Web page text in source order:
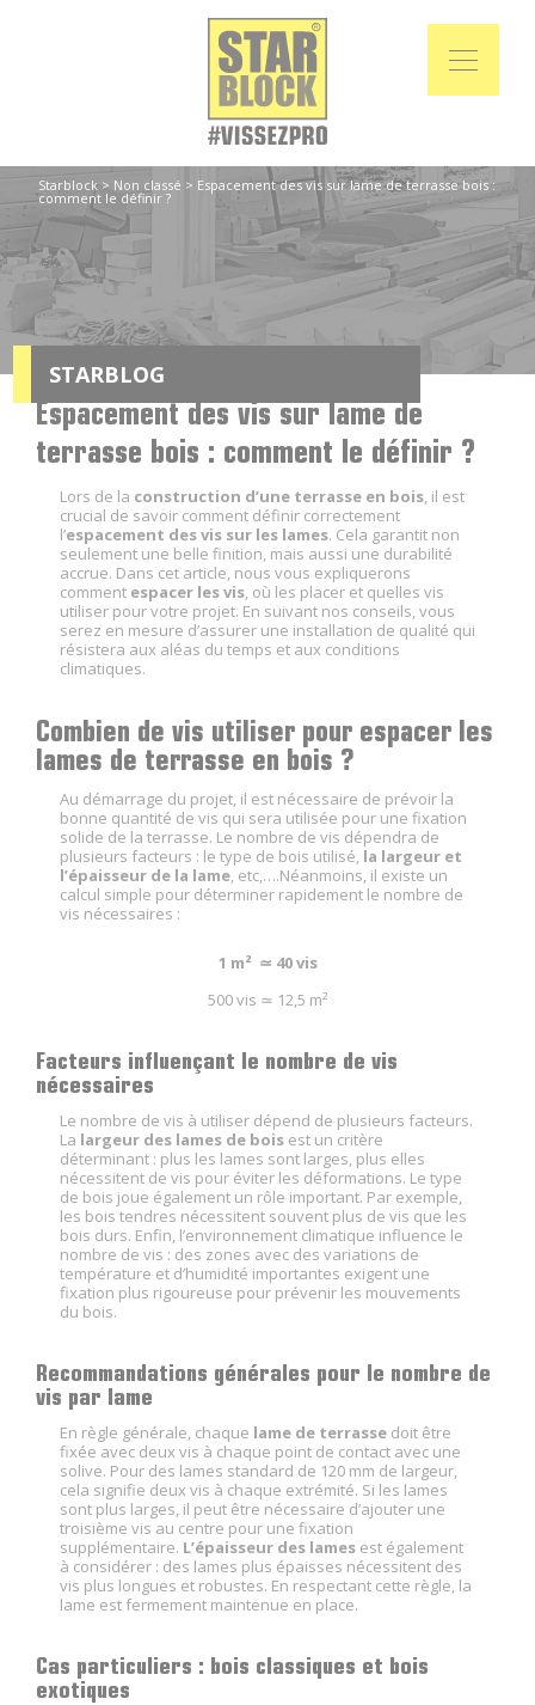
STARBLOG
Starblock > Non classé > Espacement des vis sur lame de terrasse bois :
comment le définir ?
Espacement des vis sur lame de
terrasse bois : comment le définir ?
Lors de la construction d’une terrasse en bois, il est
crucial de savoir comment définir correctement
l’espacement des vis sur les lames. Cela garantit non
seulement une belle finition, mais aussi une durabilité
accrue. Dans cet article, nous vous expliquerons
comment espacer les vis, où les placer et quelles vis
utiliser pour votre projet. En suivant nos conseils, vous
serez en mesure d’assurer une installation de qualité qui
résistera aux aléas du temps et aux conditions
climatiques.
Combien de vis utiliser pour espacer les
lames de terrasse en bois ?
Au démarrage du projet, il est nécessaire de prévoir la
bonne quantité de vis qui sera utilisée pour une fixation
solide de la terrasse. Le nombre de vis dépendra de
plusieurs facteurs : le type de bois utilisé, la largeur et
l’épaisseur de la lame, etc,….Néanmoins, il existe un
calcul simple pour déterminer rapidement le nombre de
vis nécessaires :
1 m² ≃ 40 vis
500 vis ≃ 12,5 m²
Facteurs influençant le nombre de vis
nécessaires
Le nombre de vis à utiliser dépend de plusieurs facteurs.
La largeur des lames de bois est un critère
déterminant : plus les lames sont larges, plus elles
nécessitent de vis pour éviter les déformations. Le type
de bois joue également un rôle important. Par exemple,
les bois tendres nécessitent souvent plus de vis que les
bois durs. Enfin, l’environnement climatique influence le
nombre de vis : des zones avec des variations de
température et d’humidité importantes exigent une
fixation plus rigoureuse pour prévenir les mouvements
du bois.
Recommandations générales pour le nombre de
vis par lame
En règle générale, chaque lame de terrasse doit être
fixée avec deux vis à chaque point de contact avec une
solive. Pour des lames standard de 120 mm de largeur,
cela signifie deux vis à chaque extrémité. Si les lames
sont plus larges, il peut être nécessaire d’ajouter une
troisième vis au centre pour une fixation
supplémentaire. L’épaisseur des lames est également
à considérer : des lames plus épaisses nécessitent des
vis plus longues et robustes. En respectant cette règle, la
lame est fermement maintenue en place.
Cas particuliers : bois classiques et bois
exotiques